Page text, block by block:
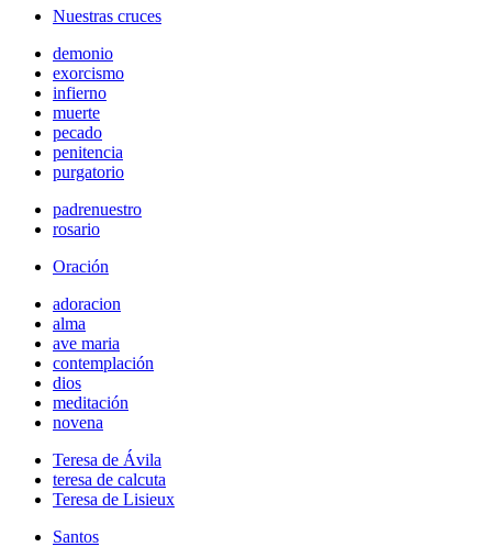
Nuestras cruces
demonio
exorcismo
infierno
muerte
pecado
penitencia
purgatorio
padrenuestro
rosario
Oración
adoracion
alma
ave maria
contemplación
dios
meditación
novena
Teresa de Ávila
teresa de calcuta
Teresa de Lisieux
Santos